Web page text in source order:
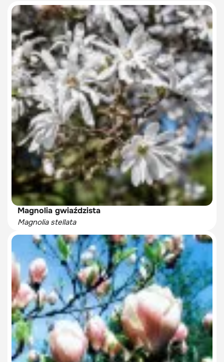
Magnolia gwiaździsta
Magnolia stellata